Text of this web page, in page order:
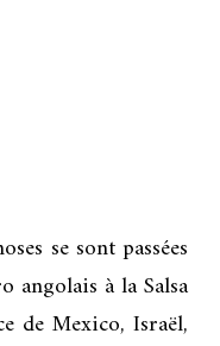
se sont passées
à la Salsa
de Mexico, Israël,